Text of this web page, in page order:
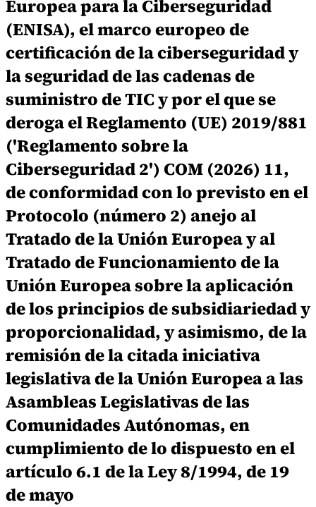
Europea para la Ciberseguridad
(ENISA), el marco europeo de
certificación de la ciberseguridad y
la seguridad de las cadenas de
suministro de TIC y por el que se
deroga el Reglamento (UE) 2019/881
('Reglamento sobre la
Ciberseguridad 2') COM (2026) 11,
de conformidad con lo previsto en el
Protocolo (número 2) anejo al
Tratado de la Unión Europea y al
Tratado de Funcionamiento de la
Unión Europea sobre la aplicación
de los principios de subsidiariedad y
proporcionalidad, y asimismo, de la
remisión de la citada iniciativa
legislativa de la Unión Europea a las
Asambleas Legislativas de las
Comunidades Autónomas, en
cumplimiento de lo dispuesto en el
artículo 6.1 de la Ley 8/1994, de 19
de mayo